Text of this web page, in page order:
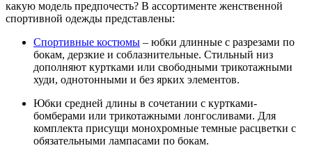
какую модель предпочесть? В ассортименте женственной
спортивной одежды представлены:
Спортивные костюмы – юбки длинные с разрезами по
бокам, дерзкие и соблазнительные. Стильный низ
дополняют куртками или свободными трикотажными
худи, однотонными и без ярких элементов.
Юбки средней длины в сочетании с куртками-
бомберами или трикотажными лонгосливами. Для
комплекта присущи монохромные темные расцветки с
обязательными лампасами по бокам.